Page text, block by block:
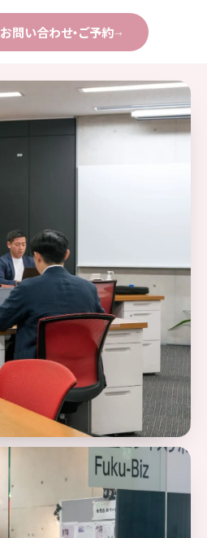
お問い合わせ・ご予約→